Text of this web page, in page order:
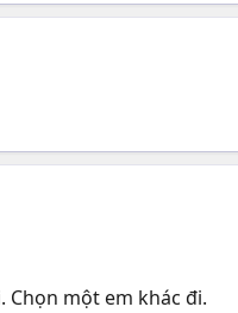
Chọn một em khác đi.